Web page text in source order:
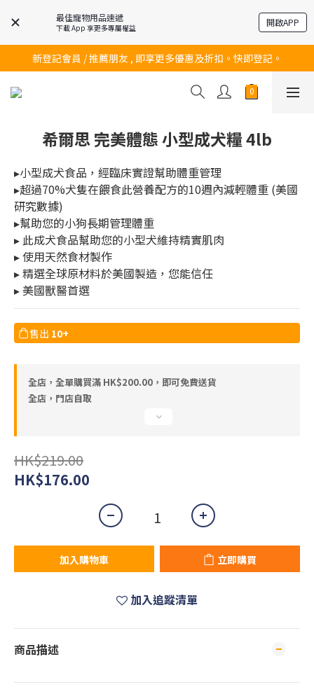
最佳寵物用品速遞
下載 App 享更多專屬權益 開啟APP
訂購滿$200 即可免費送貨!
訂購滿$200 即可免費送貨!
新登記會員 / 推薦朋友 , 即享更多優惠及折扣。快即登記。
訂購滿$200 即可免費送貨!
希爾思 完美體態 小型成犬糧 4lb
▸小型成犬食品，經臨床實證幫助體重管理
▸超過70%犬隻在餵食此營養配方的10週內減輕體重 (美國
研究數據)
▸幫助您的小狗長期管理體重
▸ 此成犬食品幫助您的小型犬維持精實肌肉
▸ 使用天然食材製作
▸ 精選全球原材料於美國製造，您能信任
▸ 美國獸醫首選
售出 10+
全店，全單購買滿 HK$200.00，即可免費送貨
全店，門店自取
HK$219.00
HK$176.00
加入購物車 立即購買
加入追蹤清單
商品描述